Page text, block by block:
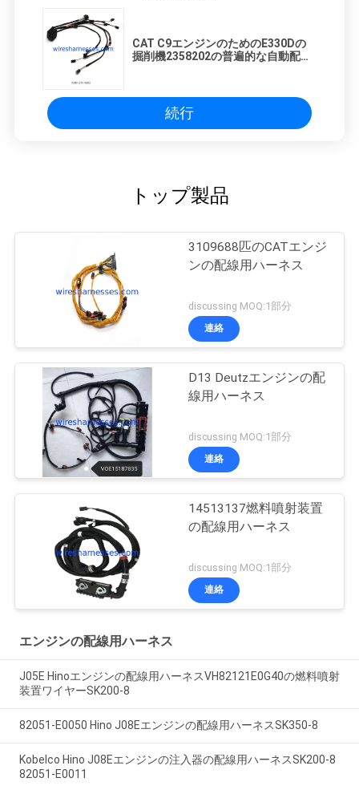
CAT C9エンジンのためのE330Dの
掘削機2358202の普遍的な自動配線
続行
トップ製品
3109688匹のCATエンジ
ンの配線用ハーネス
discussing MOQ:1部分
連絡
D13 Deutzエンジンの配
線用ハーネス
discussing MOQ:1部分
連絡
14513137燃料噴射装置
の配線用ハーネス
discussing MOQ:1部分
連絡
エンジンの配線用ハーネス
J05E Hinoエンジンの配線用ハーネスVH82121E0G40の燃料噴射
装置ワイヤーSK200-8
82051-E0050 Hino J08Eエンジンの配線用ハーネスSK350-8
Kobelco Hino J08Eエンジンの注入器の配線用ハーネスSK200-8
82051-E0011